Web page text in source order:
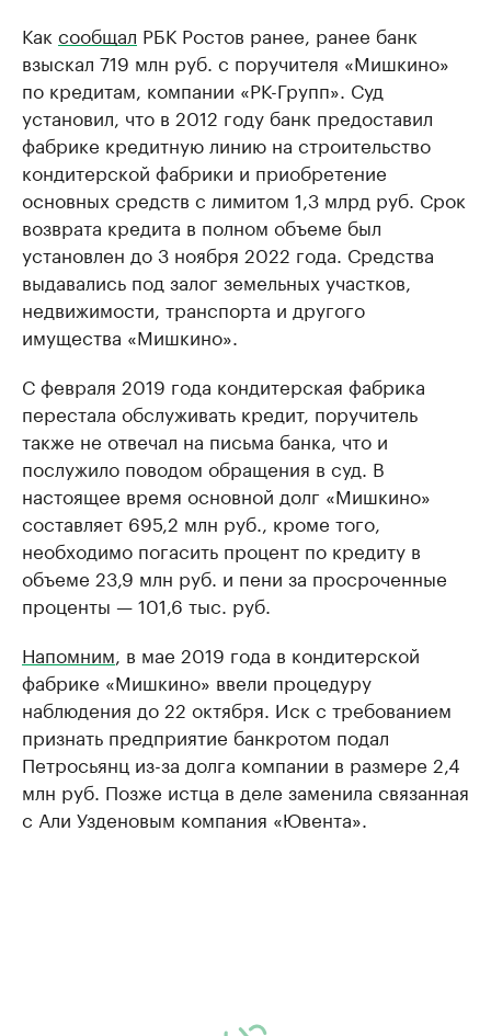
Как сообщал РБК Ростов ранее, ранее банк
взыскал 719 млн руб. с поручителя «Мишкино»
по кредитам, компании «РК-Групп». Суд
установил, что в 2012 году банк предоставил
фабрике кредитную линию на строительство
кондитерской фабрики и приобретение
основных средств с лимитом 1,3 млрд руб. Срок
возврата кредита в полном объеме был
установлен до 3 ноября 2022 года. Средства
выдавались под залог земельных участков,
недвижимости, транспорта и другого
имущества «Мишкино».
С февраля 2019 года кондитерская фабрика
перестала обслуживать кредит, поручитель
также не отвечал на письма банка, что и
послужило поводом обращения в суд. В
настоящее время основной долг «Мишкино»
составляет 695,2 млн руб., кроме того,
необходимо погасить процент по кредиту в
объеме 23,9 млн руб. и пени за просроченные
проценты — 101,6 тыс. руб.
Напомним , в мае 2019 года в кондитерской
фабрике «Мишкино» ввели процедуру
наблюдения до 22 октября. Иск с требованием
признать предприятие банкротом подал
Петросьянц из-за долга компании в размере 2,4
млн руб. Позже истца в деле заменила связанная
с Али Узденовым компания «Ювента».